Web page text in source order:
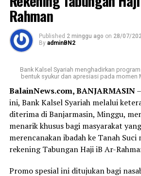
Messenger
Post Views:
Sebarkan
Messenger 0 Twitter
Rahman
Published 2 minggu ago on 28/07/
By adminBN2
Bank Kalsel Syariah menghadirkan
bentuk syukur dan apresiasi pada momen
BalainNews.com, BANJARMASIN
ini, Bank Kalsel Syariah melalui
diterima di Banjarmasin, Minggu,
menarik khusus bagi masyarakat
merencanakan ibadah ke Tanah
rekening Tabungan Haji iB Ar-
Promo spesial ini ditujukan bagi